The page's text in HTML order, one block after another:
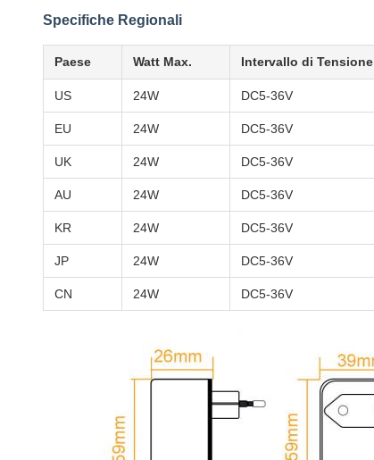
Specifiche Regionali
Paese Watt Max. Intervallo di Tensione
US 24W DC5-36V
EU 24W DC5-36V
UK 24W DC5-36V
AU 24W DC5-36V
KR 24W DC5-36V
JP 24W DC5-36V
CN 24W DC5-36V